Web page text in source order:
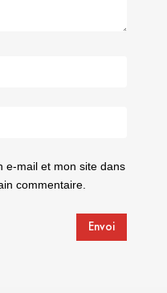
e-mail et mon site dans
commentaire.
Envoi